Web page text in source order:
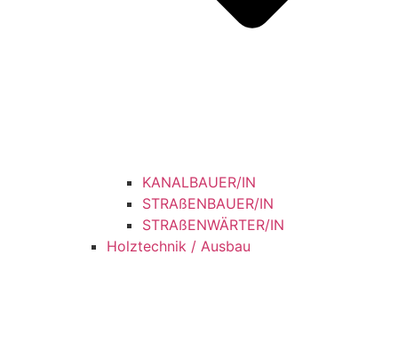
KANALBAUER/IN
STRAßENBAUER/IN
STRAßENWÄRTER/IN
Holztechnik / Ausbau